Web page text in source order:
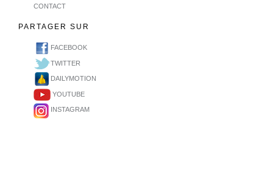
CONTACT
PARTAGER SUR
FACEBOOK
TWITTER
DAILYMOTION
YOUTUBE
INSTAGRAM